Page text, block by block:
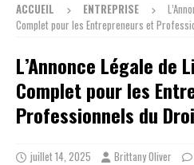
ACCUEIL ENTREPRISE
Complet pour les Entrepreneurs et
L’Annonce Légale de
Complet pour les
Professionnels du
juillet 14, 2025 Brittany Oliver